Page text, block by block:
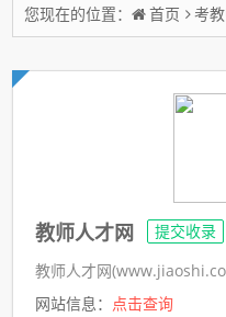
您现在的位置： 首页 考
教师人才网 提交收录
教师人才网
网站信息： 点击查询